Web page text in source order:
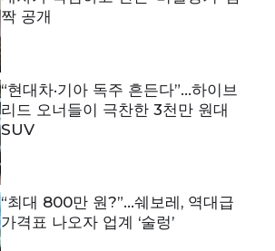
짝 공개
“현대차·기아 독주 흔든다”…하이브
리드 오너들이 극찬한 3천만 원대
SUV
“최대 800만 원?”…쉐보레, 역대급
가격표 나오자 업계 ‘술렁’